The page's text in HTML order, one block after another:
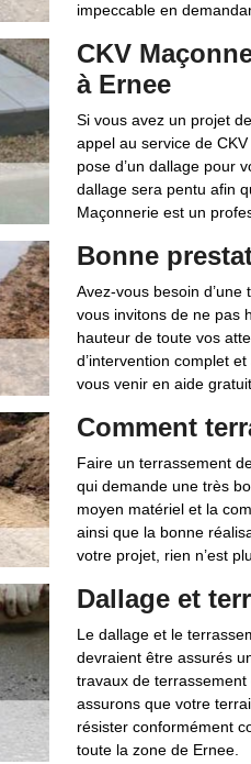
impeccable en
CKV
à Ernee
Si vous avez un projet
appel au service de
pose d’un dallage pour
dallage sera pentu afin
Maçonnerie est un
Bonne
Avez-vous besoin
vous invitons de ne pas
hauteur de toute vos
d’intervention complet
vous venir en aide
Comment
Faire un terrassement
qui demande une très
moyen matériel et la
ainsi que la bonne
votre projet, rien n’est
Dallage et
Le dallage et le
devraient être assurés
travaux de
assurons que votre
résister conformément
toute la zone de Ernee.